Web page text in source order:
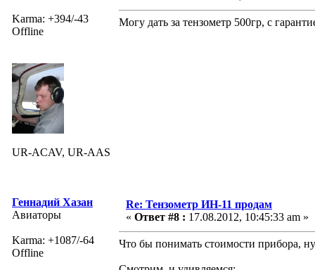
Karma: +394/-43
Offline
UR-ACAV, UR-AAS
Могу дать за тензометр 500гр, с
Геннадий Хазан
Авиаторы
Karma: +1087/-64
Offline
Re: Тензометр ИН-11 продам
« Ответ #8 : 17.08.2012, 10:45:33 am »
Что бы понимать стоимости прибора,